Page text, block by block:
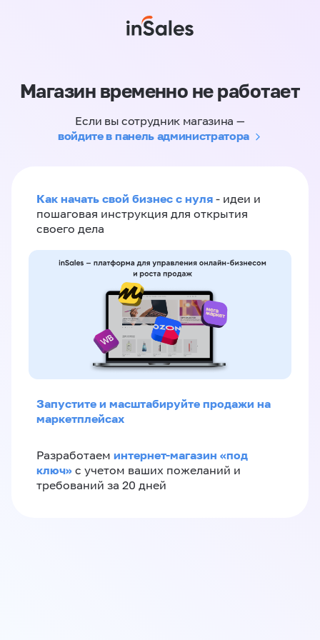
Магазин временно не работает
Если вы сотрудник магазина —
войдите в панель администратора
Как начать свой бизнес с нуля - идеи и
пошаговая инструкция для открытия
своего дела
Запустите и масштабируйте продажи на
маркетплейсах
Разработаем интернет-магазин «‎под
ключ»‎ с учетом ваших пожеланий и
требований за 20 дней